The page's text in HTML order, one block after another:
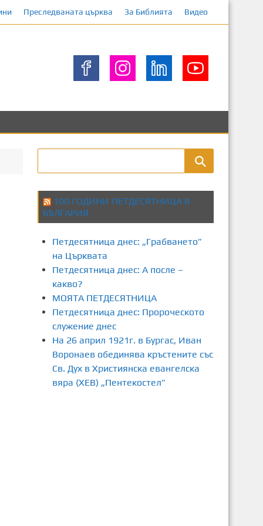
Преследваната църква За Библията Видео
100 ГОДИНИ ПЕТДЕСЯТНИЦА В
БЪЛГАРИЯ
Петдесятница днес: „Грабването”
на Църквата
Петдесятница днес: А после –
какво?
МОЯТА ПЕТДЕСЯТНИЦА
Петдесятница днес: Пророческото
служение днес
На 26 април 1921г. в Бургас, Иван
Воронаев обединява кръстените със
Св. Дух в Християнска евангелска
вяра (ХЕВ) „Пентекостел”